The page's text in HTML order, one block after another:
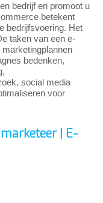
bedrijf en promoot u
betekent
bedrijfsvoering. Het
taken van een e-
bedenken,
social media
voor
| E-